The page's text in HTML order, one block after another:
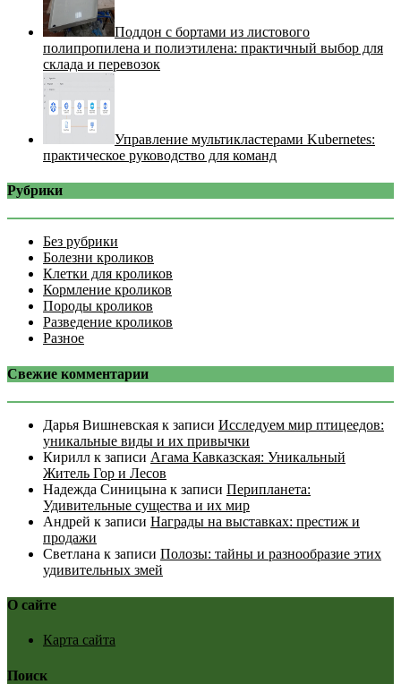
Поддон с бортами из листового
полипропилена и полиэтилена: практичный выбор для
склада и перевозок
Управление мультикластерами Kubernetes:
практическое руководство для команд
Рубрики
Без рубрики
Болезни кроликов
Клетки для кроликов
Кормление кроликов
Породы кроликов
Разведение кроликов
Разное
Свежие комментарии
Дарья Вишневская к записи Исследуем мир птицеедов:
уникальные виды и их привычки
Кирилл к записи Агама Кавказская: Уникальный
Житель Гор и Лесов
Надежда Синицына к записи Перипланета:
Удивительные существа и их мир
Андрей к записи Награды на выставках: престиж и
продажи
Светлана к записи Полозы: тайны и разнообразие этих
удивительных змей
О сайте
Карта сайта
Поиск